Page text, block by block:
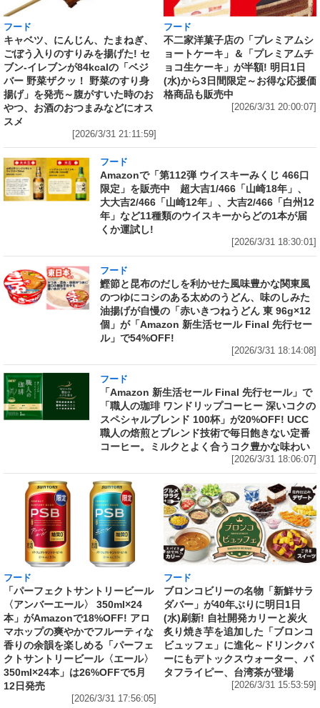
フード
キャベツ、にんじん、たまねぎ、
ごぼう入りのすりみを揚げた! セ
ブン‐イレブンが84kcalの「ベジ
バー 野菜ザクッ！ 野菜のすり身
揚げ」を発売～腹がすいた時のお
やつ、お酒のおつまみなどにオス
スメ
[2026/3/31 21:11:59]
フード
不二家洋菓子店の「プレミアムシ
ョートケーキ」＆「プレミアムチ
ョコ生ケーキ」が半額! 明日1日
(水)から3日間限定～お得な応援価
格商品も販売中
[2026/3/31 20:00:07]
フード
Amazonで「第112弾 ウイスキーみくじ 466口
限定」を販売中 超大吉1/466「山崎18年」、
大大吉2/466「山崎12年」、大吉2/466「白州12
年」など11種類のウイスキーからどの1本が届
くか運試し!
[2026/3/31 18:30:01]
フード
鰹節と昆布のだしを利かせた風味豊かな関東風
のつゆにコシのある太めのうどん、味のしみた
油揚げが自慢の「赤いきつねうどん 東 96g×12
個」が「Amazon 新生活セール Final 先行セー
ル」で54%OFF!
[2026/3/31 18:14:08]
フード
「Amazon 新生活セール Final 先行セール」で
「職人の珈琲 ワンドリップコーヒー 深いコクの
スペシャルブレンド 100杯」が20%OFF! UCC
職人の焙煎とブレンド技術で毎日飽きない定番
コーヒー。ミルクとよく合うコク豊かな味わい
[2026/3/31 18:06:07]
フード
「パーフェクトサントリービール
〈アンバーエール〉 350ml×24
本」がAmazonで18%OFF! アロ
マホップの爽やかでフルーティな
香りの余韻を楽しめる「パーフェ
クトサントリービール〈エール〉
350ml×24本」は26%OFFで5月
12日発売
[2026/3/31 17:56:05]
フード
ブロンコビリーの名物「新鮮サラ
ダバー」が40年ぶりに明日1日
(水)刷新! 自社開発カリーと炭火
炙り焼き芋を追加した「ブロンコ
ビュッフェ」に進化～ドリンクバ
ーにもデトックスウォーター、バ
タフライピー、台湾茶が登場
[2026/3/31 15:53:59]